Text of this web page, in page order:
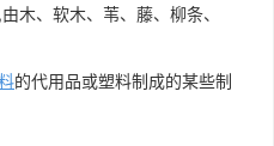
木、软木、苇、藤、柳条、
的代用品或塑料制成的某些制